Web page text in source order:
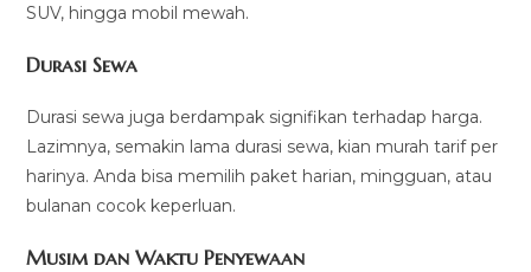
SUV, hingga mobil mewah.
Durasi Sewa
Durasi sewa juga berdampak signifikan terhadap harga.
Lazimnya, semakin lama durasi sewa, kian murah tarif per
harinya. Anda bisa memilih paket harian, mingguan, atau
bulanan cocok keperluan.
Musim dan Waktu Penyewaan